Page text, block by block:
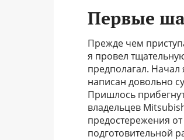
Первые
Прежде чем
я провел
предполагал. Начал
написан довольно
Пришлось
владельцев
предостережения
подготовительной